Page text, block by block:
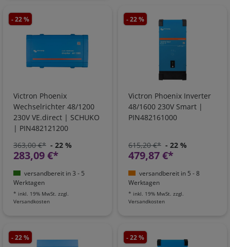
- 22 %
Victron Phoenix
Wechselrichter 48/1200
230V VE.direct | SCHUKO
| PIN482121200
363,00 €* - 22 %
283,09 €*
versandbereit in 3 - 5
Werktagen
* inkl. 19% MwSt. zzgl.
Versandkosten
- 22 %
Victron Phoenix Inverter
48/1600 230V Smart |
PIN482161000
615,20 €* - 22 %
479,87 €*
versandbereit in 5 - 8
Werktagen
* inkl. 19% MwSt. zzgl.
Versandkosten
- 22 % - 22 %